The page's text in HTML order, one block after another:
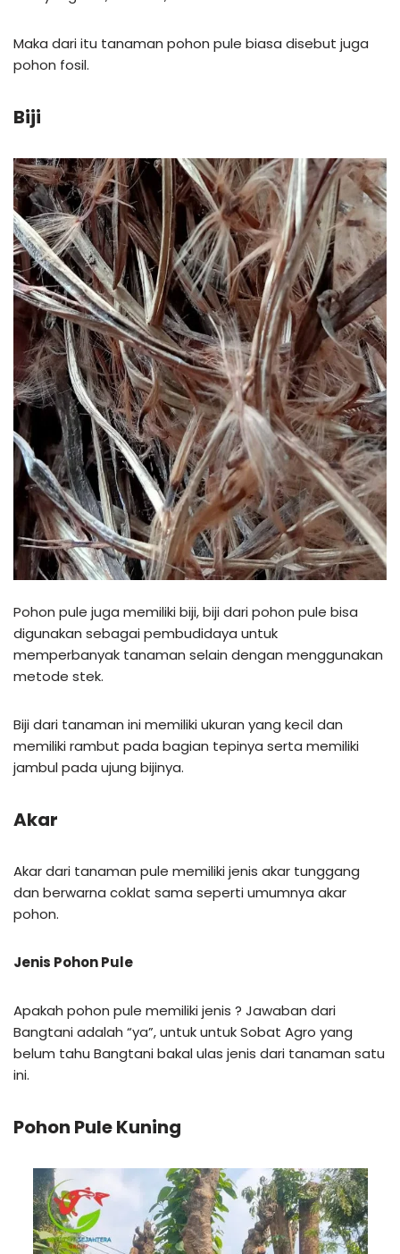
Maka dari itu tanaman pohon pule biasa disebut juga
pohon fosil.
Biji
Pohon pule juga memiliki biji, biji dari pohon pule bisa
digunakan sebagai pembudidaya untuk
memperbanyak tanaman selain dengan menggunakan
metode stek.
Biji dari tanaman ini memiliki ukuran yang kecil dan
memiliki rambut pada bagian tepinya serta memiliki
jambul pada ujung bijinya.
Akar
Akar dari tanaman pule memiliki jenis akar tunggang
dan berwarna coklat sama seperti umumnya akar
pohon.
Jenis Pohon Pule
Apakah pohon pule memiliki jenis ? Jawaban dari
Bangtani adalah “ya”, untuk untuk Sobat Agro yang
belum tahu Bangtani bakal ulas jenis dari tanaman satu
ini.
Pohon Pule Kuning